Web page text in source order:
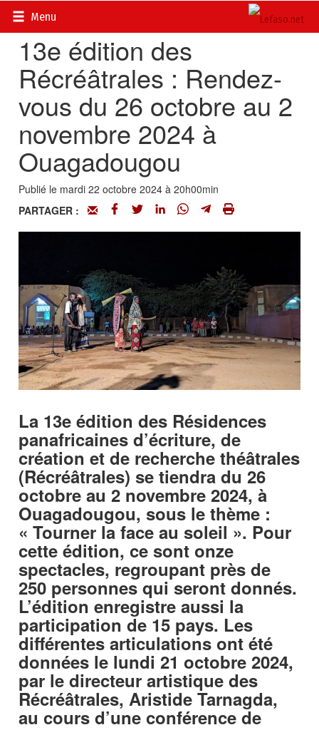
Menu
Accueil>
13e édition des
Récréâtrales : Rendez-
vous du 26 octobre au 2
novembre 2024 à
Ouagadougou
Publié le mardi 22 octobre 2024 à 20h00min
PARTAGER :
La 13e édition des Résidences
panafricaines d’écriture, de
création et de recherche théâtrales
(Récréâtrales) se tiendra du 26
octobre au 2 novembre 2024, à
Ouagadougou, sous le thème :
« Tourner la face au soleil ». Pour
cette édition, ce sont onze
spectacles, regroupant près de
250 personnes qui seront donnés.
L’édition enregistre aussi la
participation de 15 pays. Les
différentes articulations ont été
données le lundi 21 octobre 2024,
par le directeur artistique des
Récréâtrales, Aristide Tarnagda,
au cours d’une conférence de